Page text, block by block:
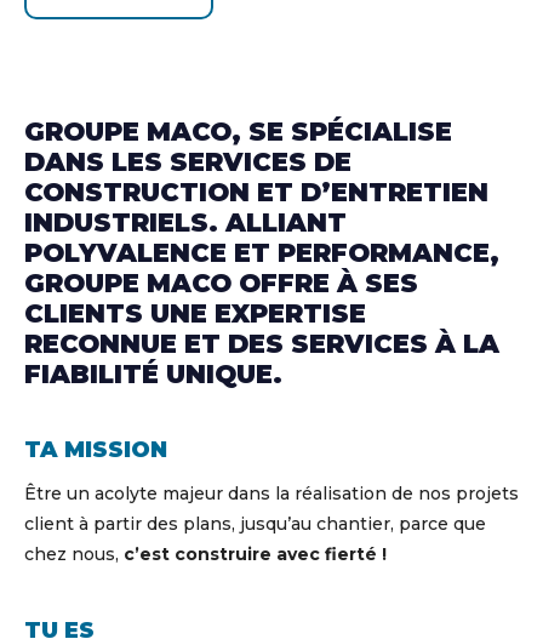
GROUPE MACO, SE SPÉCIALISE
DANS LES SERVICES DE
CONSTRUCTION ET D’ENTRETIEN
INDUSTRIELS. ALLIANT
POLYVALENCE ET PERFORMANCE,
GROUPE MACO OFFRE À SES
CLIENTS UNE EXPERTISE
RECONNUE ET DES SERVICES À LA
FIABILITÉ UNIQUE.
TA MISSION
Être un acolyte majeur dans la réalisation de nos projets
client à partir des plans, jusqu’au chantier, parce que
chez nous, c’est construire avec fierté !
TU ES